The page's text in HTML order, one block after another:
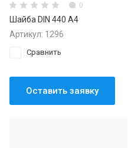
0
Шайба DIN 440 А4
Артикул: 1296
Сравнить
Оставить заявку